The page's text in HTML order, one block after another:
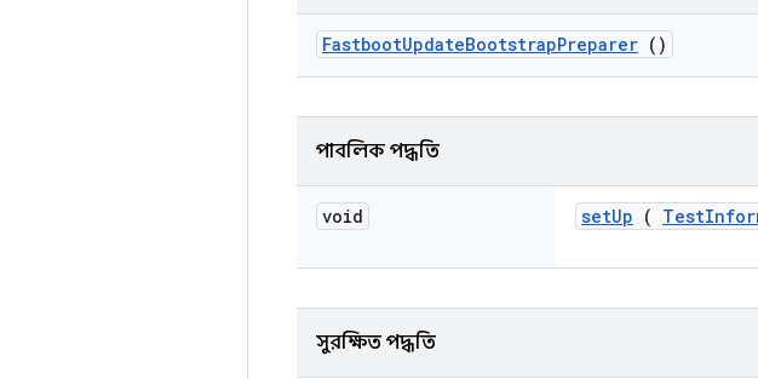
FastbootUpdateBootstrapPreparer ()
পাবলিক পদ্ধতি
void setUp ( Test
সুরক্ষিত পদ্ধতি